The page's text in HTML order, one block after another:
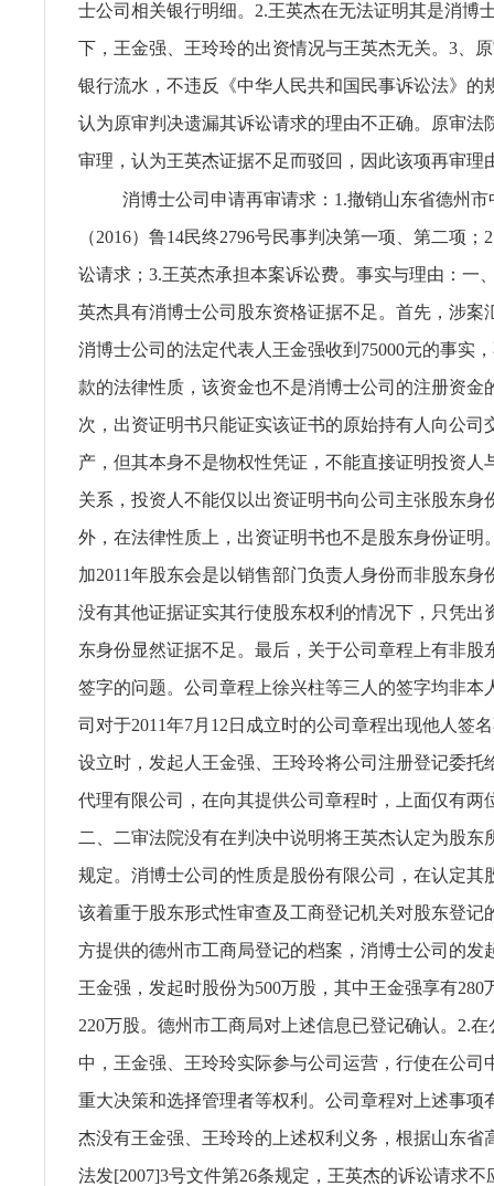
士公司相关银行明细。2.王英杰在无法证明其是消博
下，王金强、王玲玲的出资情况与王英杰无关。3、
银行流水，不违反《中华人民共和国民事诉讼法》的
认为原审判决遗漏其诉讼请求的理由不正确。原审法
审理，认为王英杰证据不足而驳回，因此该项再审理
消博士公司申请再审请求：1.撤销山东省德州
（2016）鲁14民终2796号民事判决第一项、第二项；
讼请求；3.王英杰承担本案诉讼费。事实与理由：一
英杰具有消博士公司股东资格证据不足。首先，涉案
消博士公司的法定代表人王金强收到75000元的事实
款的法律性质，该资金也不是消博士公司的注册资金
次，出资证明书只能证实该证书的原始持有人向公司
产，但其本身不是物权性凭证，不能直接证明投资人
关系，投资人不能仅以出资证明书向公司主张股东身
外，在法律性质上，出资证明书也不是股东身份证明
加2011年股东会是以销售部门负责人身份而非股东身
没有其他证据证实其行使股东权利的情况下，只凭出
东身份显然证据不足。最后，关于公司章程上有非股
签字的问题。公司章程上徐兴柱等三人的签字均非本
司对于2011年7月12日成立时的公司章程出现他人签
设立时，发起人王金强、王玲玲将公司注册登记委托
代理有限公司，在向其提供公司章程时，上面仅有两
二、二审法院没有在判决中说明将王英杰认定为股东
规定。消博士公司的性质是股份有限公司，在认定其
该着重于股东形式性审查及工商登记机关对股东登记
方提供的德州市工商局登记的档案，消博士公司的发
王金强，发起时股份为500万股，其中王金强享有280
220万股。德州市工商局对上述信息已登记确认。2.
中，王金强、王玲玲实际参与公司运营，行使在公司
重大决策和选择管理者等权利。公司章程对上述事项
杰没有王金强、王玲玲的上述权利义务，根据山东省
法发[2007]3号文件第26条规定，王英杰的诉讼请求不